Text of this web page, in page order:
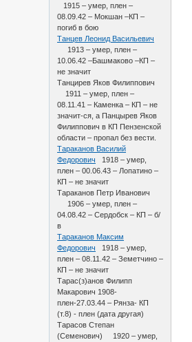
1915 – умер, плен –
08.09.42 – Мокшан –КП –
погиб в бою
Танцев Леонид Васильевич
1913 – умер, плен –
10.06.42 –Башмаково –КП –
не значит
Танцирев Яков Филиппович
1911 – умер, плен –
08.11.41 – Каменка – КП – не
значит-ся, а Панцырев Яков
Филиппович в КП Пензенской
области – пропал без вести.
Тараканов Василий
Федорович 1918 – умер,
плен – 00.06.43 – Лопатино –
КП – не значит
Тараканов Петр Иванович
1906 – умер, плен –
04.08.42 – Сердобск – КП – б/
в
Тараканов Максим
Федорович 1918 – умер,
плен – 08.11.42 – Земетчино –
КП – не значит
Тарас(з)анов Филипп
Макарович 1908-
плен-27.03.44 – Рянза- КП
(т.8) - плен (дата другая)
Тарасов Степан
(Семенович) 1920 – умер,